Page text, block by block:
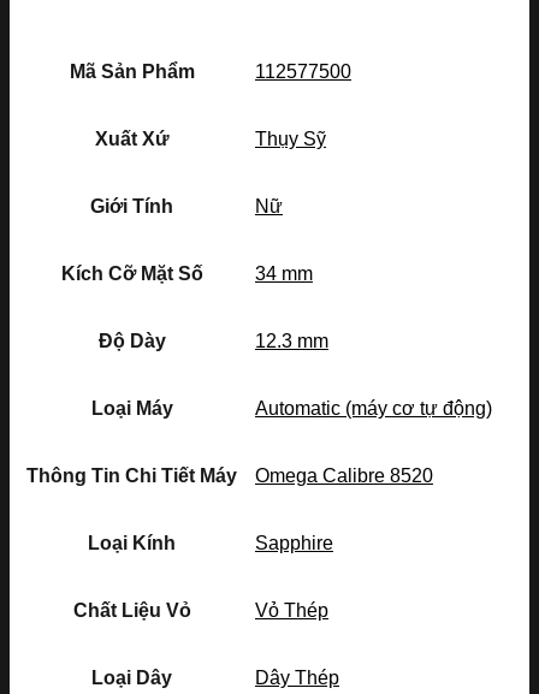
Mã Sản Phẩm 112577500
Xuất Xứ Thụy Sỹ
Giới Tính Nữ
Kích Cỡ Mặt Số 34 mm
Độ Dày 12.3 mm
Loại Máy Automatic (máy cơ tự động)
Thông Tin Chi Tiết Máy Omega Calibre 8520
Loại Kính Sapphire
Chất Liệu Vỏ Vỏ Thép
Loại Dây Dây Thép